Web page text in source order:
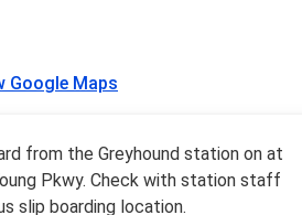
Google Maps
from the Greyhound station on at
Pkwy. Check with station staff
slip boarding location.